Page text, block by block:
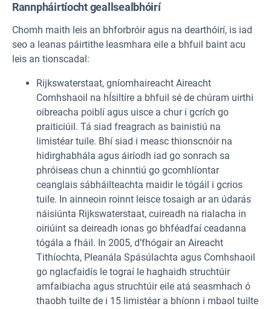
Rannpháirtíocht geallsealbhóirí
Chomh maith leis an bhforbróir agus na dearthóirí, is iad
seo a leanas páirtithe leasmhara eile a bhfuil baint acu
leis an tionscadal:
Rijkswaterstaat, gníomhaireacht Aireacht
Comhshaoil na hÍsiltíre a bhfuil sé de chúram uirthi
oibreacha poiblí agus uisce a chur i gcrích go
praiticiúil. Tá siad freagrach as bainistiú na
limistéar tuile. Bhí siad i measc thionscnóir na
hidirghabhála agus áiríodh iad go sonrach sa
phróiseas chun a chinntiú go gcomhlíontar
ceanglais sábháilteachta maidir le tógáil i gcrios
tuile. In ainneoin roinnt leisce tosaigh ar an údarás
náisiúnta Rijkswaterstaat, cuireadh na rialacha in
oiriúint sa deireadh ionas go bhféadfaí ceadanna
tógála a fháil. In 2005, d’fhógair an Aireacht
Tithíochta, Pleanála Spásúlachta agus Comhshaoil
go nglacfaidís le tograí le haghaidh struchtúir
amfaibiacha agus struchtúir eile atá seasmhach ó
thaobh tuilte de i 15 limistéar a bhíonn i mbaol tuilte